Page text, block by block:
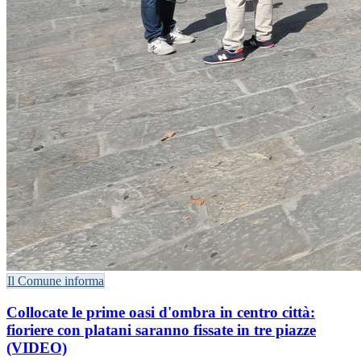
Il Comune informa
Collocate le prime oasi d'ombra in centro città:
fioriere con platani saranno fissate in tre piazze
(VIDEO)